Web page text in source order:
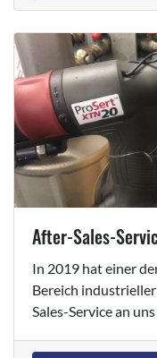
After-Sales-
In 2019 hat einer
Bereich
Sales-Service an